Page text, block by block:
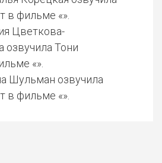
в фильме «».
Цветкова-
озвучила Тони
«».
Шульман озвучила
в фильме «».